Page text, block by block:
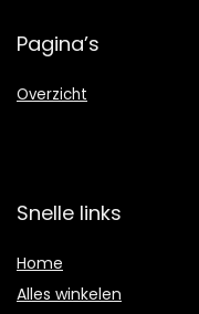
Pagina’s
Overzicht
Snelle links
Home
Alles winkelen